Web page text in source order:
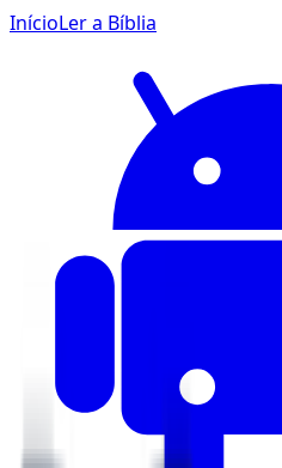
InícioLer a Bíblia